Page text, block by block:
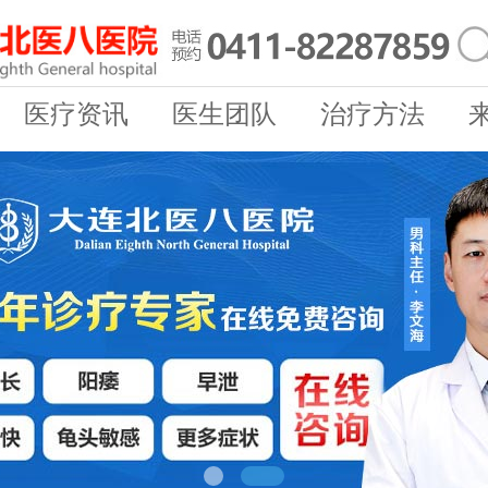
医疗资讯 医生团队 治疗方法